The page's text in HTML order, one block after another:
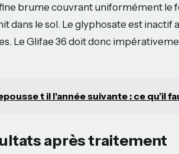
brume couvrant uniformément le
dans le sol. Le glyphosate est inactif
Le Glifae 36 doit donc
t il l'année suivante : ce qu’il
après traitement